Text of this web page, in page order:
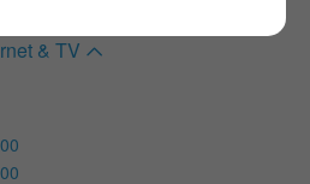
& TV